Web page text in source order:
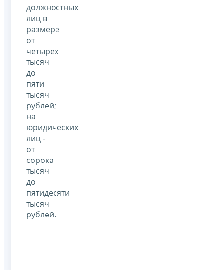
должностных
лиц в
размере
от
четырех
тысяч
до
пяти
тысяч
рублей;
на
юридических
лиц -
от
сорока
тысяч
до
пятидесяти
тысяч
рублей.